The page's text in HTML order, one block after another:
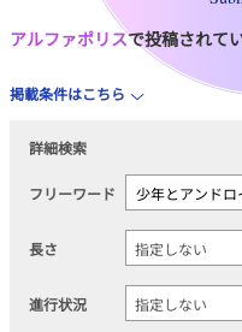
アルファポリスで投稿されて
掲載条件はこちら
詳細検索
フリーワード
長さ
進行状況